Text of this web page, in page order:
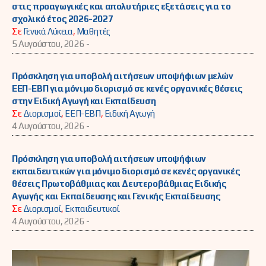
στις προαγωγικές και απολυτήριες εξετάσεις για το
σχολικό έτος 2026-2027
ΣεΓενικά Λύκεια, Μαθητές
5 Αυγούστου, 2026 -
Πρόσκληση για υποβολή αιτήσεων υποψήφιων μελών
ΕΕΠ-ΕΒΠ για μόνιμο διορισμό σε κενές οργανικές θέσεις
στην Ειδική Αγωγή και Εκπαίδευση
ΣεΔιορισμοί, ΕΕΠ-ΕΒΠ, Ειδική Αγωγή
4 Αυγούστου, 2026 -
Πρόσκληση για υποβολή αιτήσεων υποψήφιων
εκπαιδευτικών για μόνιμο διορισμό σε κενές οργανικές
θέσεις Πρωτοβάθμιας και Δευτεροβάθμιας Ειδικής
Αγωγής και Εκπαίδευσης και Γενικής Εκπαίδευσης
ΣεΔιορισμοί, Εκπαιδευτικοί
4 Αυγούστου, 2026 -